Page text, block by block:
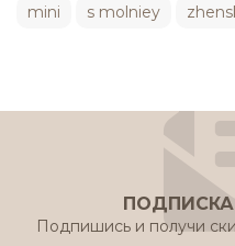
mini
s molniey
Подпишись и получи